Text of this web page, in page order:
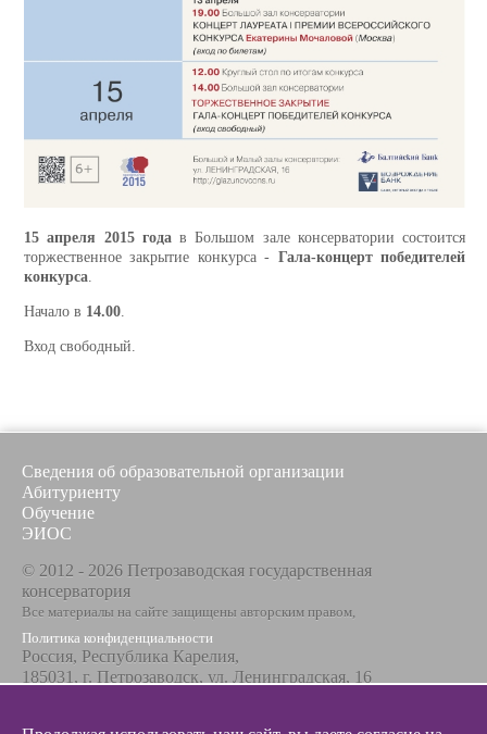
15 апреля 2015 годав Большом зале консерватории состоится
торжественное закрытие конкурса - Гала-концерт победителей
конкурса.
Начало в 14.00.
Вход свободный.
Сведения об образовательной организации
Абитуриенту
Обучение
ЭИОС
© 2012 - 2026 Петрозаводская государственная
консерватория
Все материалы на сайте защищены авторским правом,
Политика конфиденциальности
Россия, Республика Карелия,
185031, г. Петрозаводск, ул. Ленинградская, 16
+7 8142 67-23-67